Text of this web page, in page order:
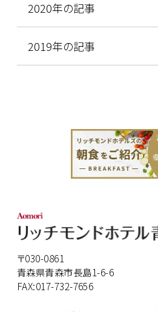
2020年の記事
2019年の記事
〒030-0861
青森県青森市長島1-6-6
FAX:017-732-7656